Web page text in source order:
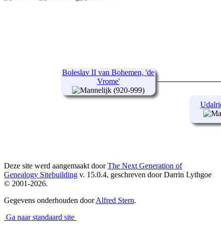
Boleslav II van Bohemen, 'de
Vrome'
(920-999)
Deze site werd aangemaakt doorThe Next Generation of
Genealogy Sitebuilding v. 15.0.4, geschreven door Darrin Lythgoe
© 2001-2026.
Gegevens onderhouden doorAlfred Stern.
Ga naar standaard site